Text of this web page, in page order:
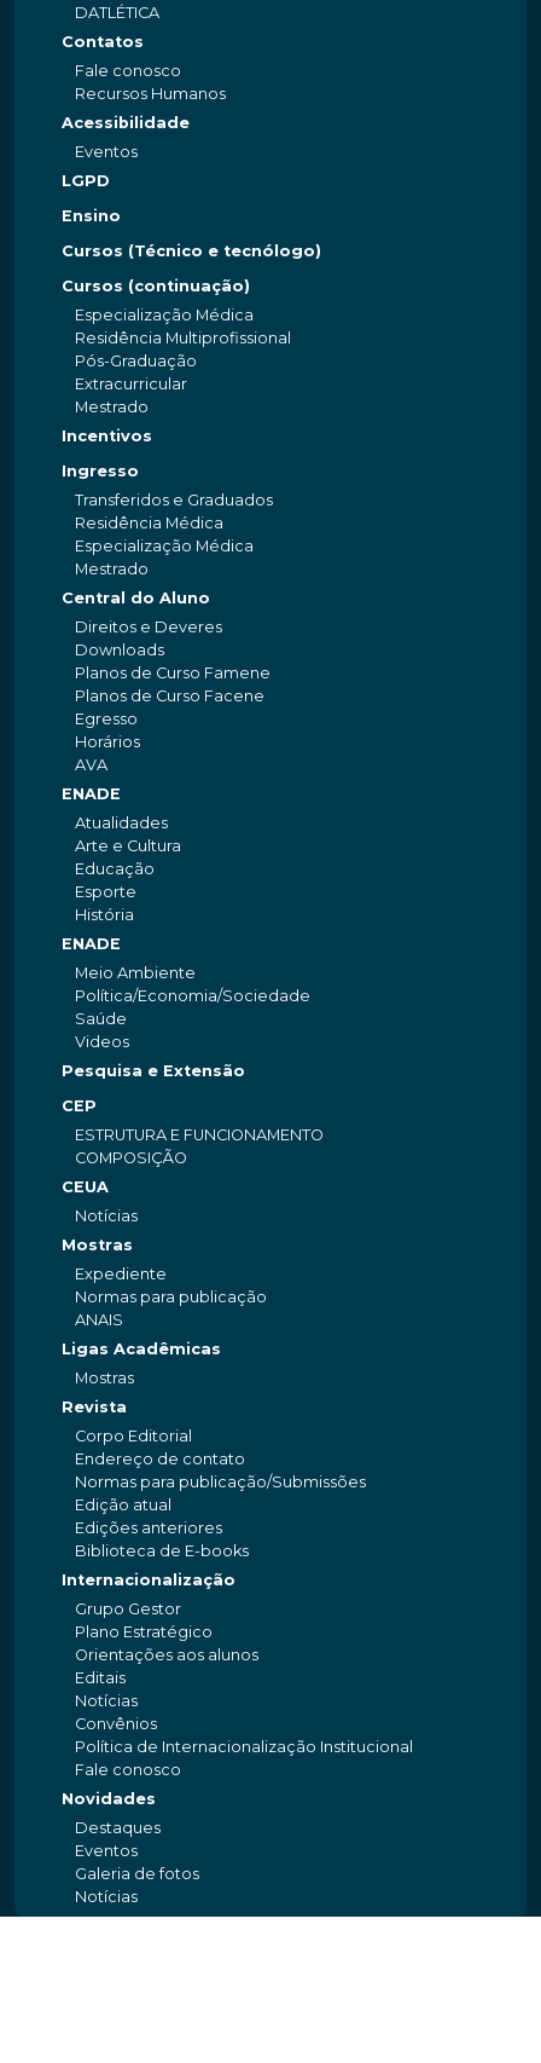
DATLÉTICA
Contatos
Fale conosco
Recursos Humanos
Acessibilidade
Eventos
LGPD
Ensino
Cursos (Técnico e tecnólogo)
Cursos (continuação)
Especialização Médica
Residência Multiprofissional
Pós-Graduação
Extracurricular
Mestrado
Incentivos
Ingresso
Transferidos e Graduados
Residência Médica
Especialização Médica
Mestrado
Central do Aluno
Direitos e Deveres
Downloads
Planos de Curso Famene
Planos de Curso Facene
Egresso
Horários
AVA
ENADE
Atualidades
Arte e Cultura
Educação
Esporte
História
ENADE
Meio Ambiente
Política/Economia/Sociedade
Saúde
Videos
Pesquisa e Extensão
CEP
ESTRUTURA E FUNCIONAMENTO
COMPOSIÇÃO
CEUA
Notícias
Mostras
Expediente
Normas para publicação
ANAIS
Ligas Acadêmicas
Mostras
Revista
Corpo Editorial
Endereço de contato
Normas para publicação/Submissões
Edição atual
Edições anteriores
Biblioteca de E-books
Internacionalização
Grupo Gestor
Plano Estratégico
Orientações aos alunos
Editais
Notícias
Convênios
Política de Internacionalização Institucional
Fale conosco
Novidades
Destaques
Eventos
Galeria de fotos
Notícias